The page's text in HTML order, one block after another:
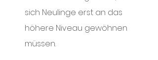
sich Neulinge erst an das
höhere Niveau gewöhnen
müssen.